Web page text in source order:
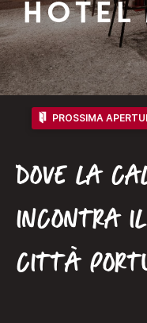
Hotel
PROSSIMA
DOVE LA
INCONTRA
CITTÀ